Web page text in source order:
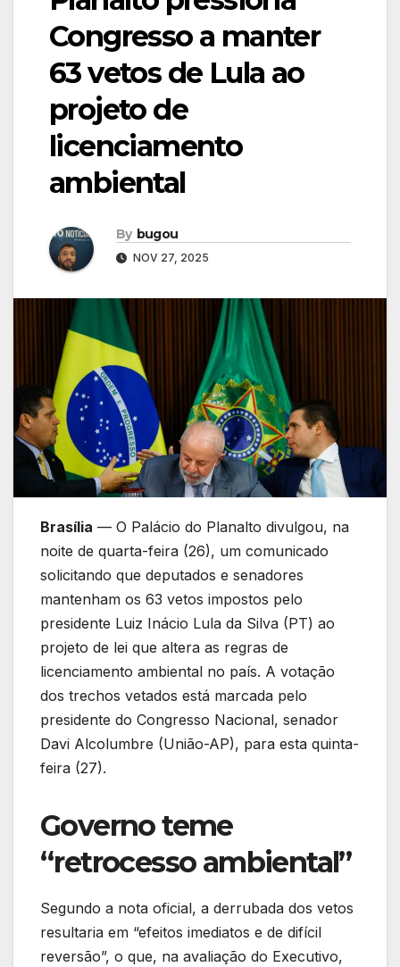
Congresso a manter
63 vetos de Lula ao
projeto de
licenciamento
ambiental
By bugou
NOV 27, 2025
Brasília — O Palácio do Planalto divulgou, na
noite de quarta-feira (26), um comunicado
solicitando que deputados e senadores
mantenham os 63 vetos impostos pelo
presidente Luiz Inácio Lula da Silva (PT) ao
projeto de lei que altera as regras de
licenciamento ambiental no país. A votação
dos trechos vetados está marcada pelo
presidente do Congresso Nacional, senador
Davi Alcolumbre (União-AP), para esta quinta-
feira (27).
Governo teme
“retrocesso ambiental”
Segundo a nota oficial, a derrubada dos vetos
resultaria em “efeitos imediatos e de difícil
reversão”, o que, na avaliação do Executivo,